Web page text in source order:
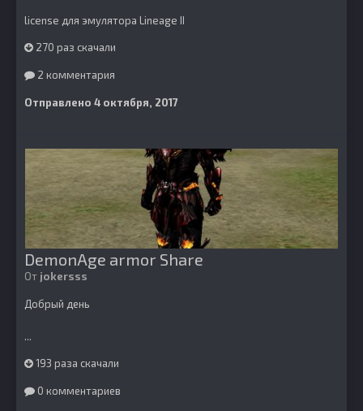
license для эмулятора Lineage II
270 раз скачали
2 комментария
Отправлено 4 октября, 2017
DemonAge armor Share
От jokersss
Добрый день
...
193 раза скачали
0 комментариев